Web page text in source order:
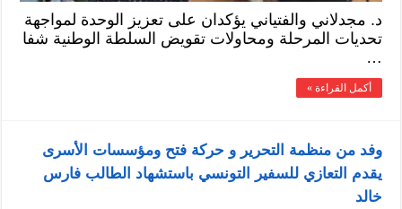
د. مجدلاني والفتياني يؤكدان على تعزيز الوحدة لمواجهة
تحديات المرحلة ومحاولات تقويض السلطة الوطنية شفا
…
أكمل القراءة »
وفد من منظمة التحرير و حركة فتح ومؤسسات الأسرى
يقدم التعازي للسفير التونسي باستشهاد الطالب فارس
خالد